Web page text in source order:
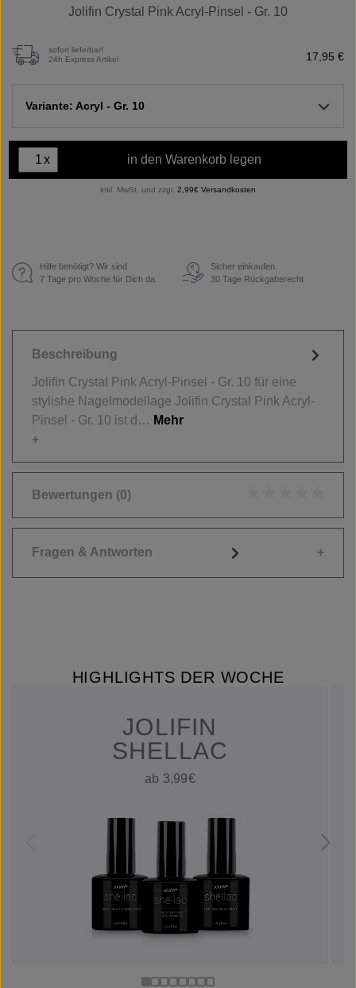
Jolifin Crystal Pink Acryl-Pinsel - Gr. 10
sofort lieferbar!
24h Express Artikel
17,95 €
Variante: Acryl - Gr. 10
x in den Warenkorb legen
inkl. MwSt. und zzgl. 2,99€ Versandkosten
Hilfe benötigt? Wir sind
7 Tage pro Woche für Dich da.
€
Sicher einkaufen.
30 Tage Rückgaberecht
Beschreibung
Jolifin Crystal Pink Acryl-Pinsel - Gr. 10 für eine
stylishe Nagelmodellage Jolifin Crystal Pink Acryl-
Pinsel - Gr. 10 ist d… Mehr
Bewertungen (0)
Fragen & Antworten
HIGHLIGHTS DER WOCHE
JOLIFIN
SHELLAC
ab 3,99€